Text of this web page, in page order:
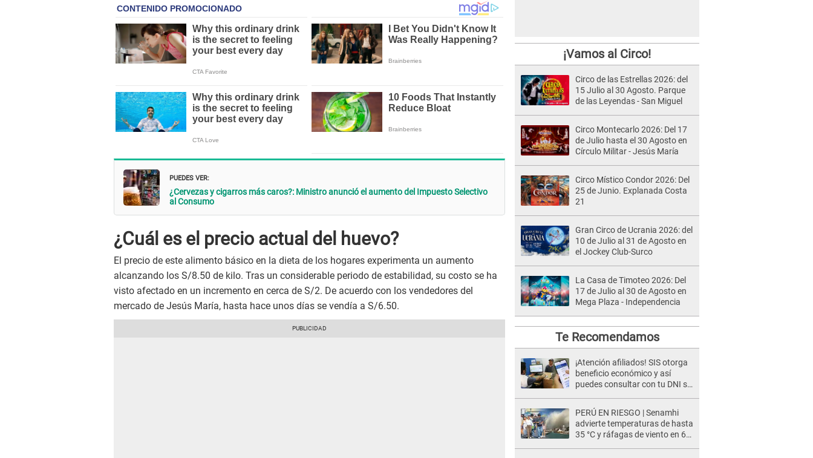
PUEDES VER:
¿Cervezas y cigarros más caros?: Ministro anunció el aumento del Impuesto Selectivo
al Consumo
¿Cuál es el precio actual del huevo?
El precio de este alimento básico en la dieta de los hogares experimenta un aumento
alcanzando los S/8.50 de kilo. Tras un considerable periodo de estabilidad, su costo se ha
visto afectado en un incremento en cerca de S/2. De acuerdo con los vendedores del
mercado de Jesús María, hasta hace unos días se vendía a S/6.50.
¡Vamos al Circo!
Circo de las Estrellas 2026: del
15 Julio al 30 Agosto. Parque
de las Leyendas - San Miguel
Circo Montecarlo 2026: Del 17
de Julio hasta el 30 Agosto en
Círculo Militar - Jesús María
Circo Místico Condor 2026: Del
25 de Junio. Explanada Costa
21
Gran Circo de Ucrania 2026: del
10 de Julio al 31 de Agosto en
el Jockey Club-Surco
La Casa de Timoteo 2026: Del
17 de Julio al 30 de Agosto en
Mega Plaza - Independencia
Te Recomendamos
¡Atención afiliados! SIS otorga
beneficio económico y así
puedes consultar con tu DNI si
PERÚ EN RIESGO | Senamhi
advierte temperaturas de hasta
35 °C y ráfagas de viento en 6